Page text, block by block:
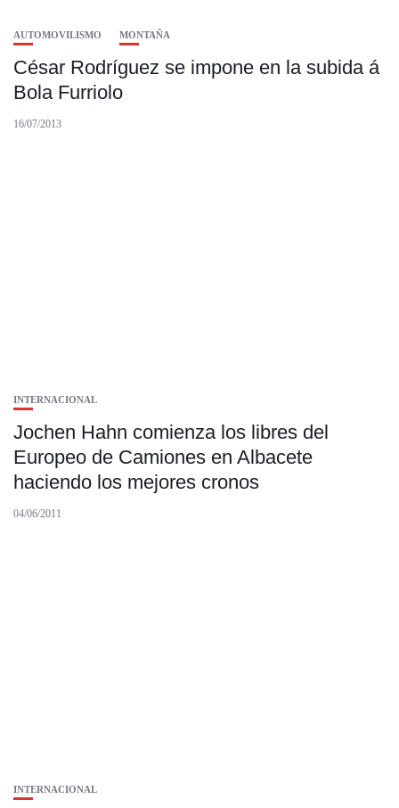
AUTOMOVILISMO MONTAÑA
César Rodríguez se impone en la subida á
Bola Furriolo
16/07/2013
INTERNACIONAL
Jochen Hahn comienza los libres del
Europeo de Camiones en Albacete
haciendo los mejores cronos
04/06/2011
INTERNACIONAL